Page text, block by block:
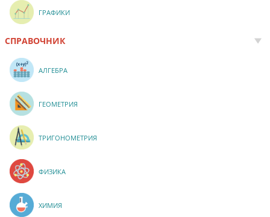
ГРАФИКИ
СПРАВОЧНИК
АЛГЕБРА
ГЕОМЕТРИЯ
ТРИГОНОМЕТРИЯ
ФИЗИКА
ХИМИЯ